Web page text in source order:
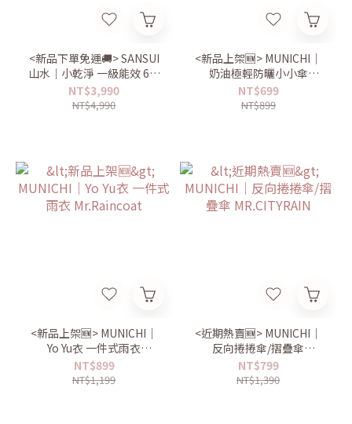
<新品下單免運🚚> SANSUI
山水｜小乾淨 一級能效 6公
升除濕機 MR.WHITE8
NT$3,990
NT$4,990
<新品上架🆕> MUNICHI｜
奶油極輕防曬小小傘
UPF50+ 雨天防水
MR.MINIRAIN
NT$699
NT$899
<新品上架🆕> MUNICHI｜
Yo Yu衣 一件式雨衣
Mr.Raincoat
NT$899
NT$1,199
<近期熱賣🆕> MUNICHI｜
反向捲捲傘/摺疊傘
MR.CITYRAIN
NT$799
NT$1,390